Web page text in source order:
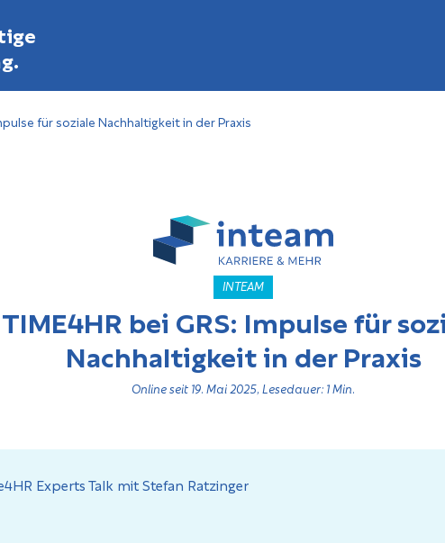
.
für soziale Nachhaltigkeit in der Praxis
INTEAM
TIME4HR bei GRS: Impulse für
Nachhaltigkeit in der Praxis
Online seit 19. Mai 2025, Lesedauer: 1 Min.